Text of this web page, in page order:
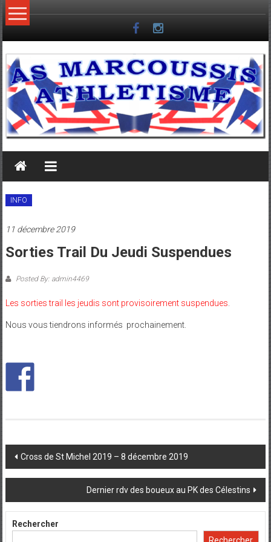
Skip
to
INFO
11 décembre 2019
Sorties Trail Du Jeudi Suspendues
Posted By: admin4469
Les sorties trail les jeudis sont provisoirement suspendues
Nous vous tiendrons informés prochainement.
Post
navigation
Cross de St Michel 2019 – 8 décembre 2019
Dernier rdv des boueux au PK des Célestins
Rechercher
Rechercher